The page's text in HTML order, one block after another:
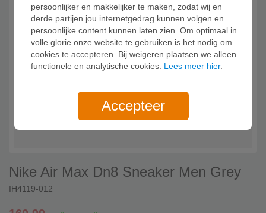
Nike Air Max Dn8 Sneaker Men Grey
IH4119-012
persoonlijker en makkelijker te maken, zodat wij en
derde partijen jou internetgedrag kunnen volgen en
persoonlijke content kunnen laten zien. Om optimaal in
volle glorie onze website te gebruiken is het nodig om
cookies te accepteren. Bij weigeren plaatsen we alleen
functionele en analytische cookies. Lees meer hier.
Accepteer